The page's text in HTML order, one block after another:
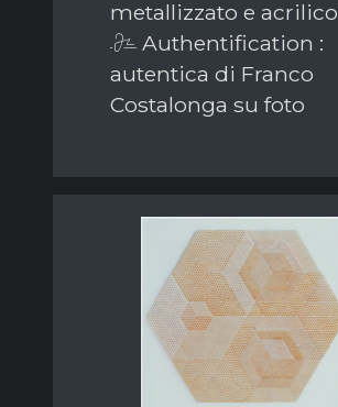
metallizzato e acrilico
Authentification :
autentica di Franco
Costalonga su foto